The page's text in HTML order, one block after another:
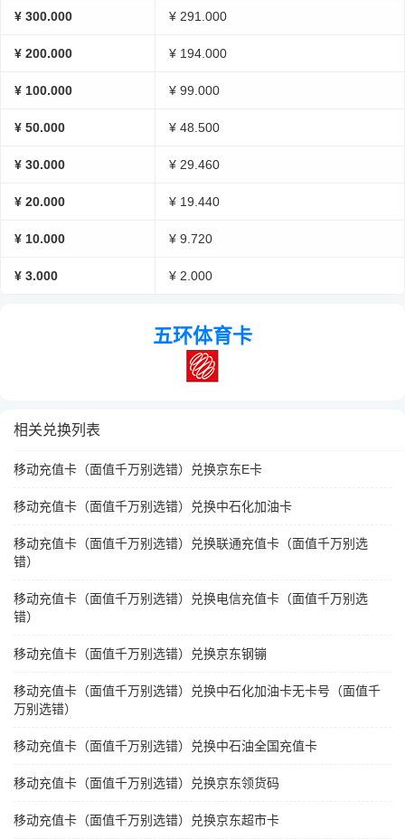
¥ 300.000 ¥ 291.000
¥ 200.000 ¥ 194.000
¥ 100.000 ¥ 99.000
¥ 50.000 ¥ 48.500
¥ 30.000 ¥ 29.460
¥ 20.000 ¥ 19.440
¥ 10.000 ¥ 9.720
¥ 3.000 ¥ 2.000
五环体育卡
相关兑换列表
移动充值卡（面值千万别选错）兑换京东E卡
移动充值卡（面值千万别选错）兑换中石化加油卡
移动充值卡（面值千万别选错）兑换联通充值卡（面值千万别选
错）
移动充值卡（面值千万别选错）兑换电信充值卡（面值千万别选
错）
移动充值卡（面值千万别选错）兑换京东钢镚
移动充值卡（面值千万别选错）兑换中石化加油卡无卡号（面值千
万别选错）
移动充值卡（面值千万别选错）兑换中石油全国充值卡
移动充值卡（面值千万别选错）兑换京东领货码
移动充值卡（面值千万别选错）兑换京东超市卡